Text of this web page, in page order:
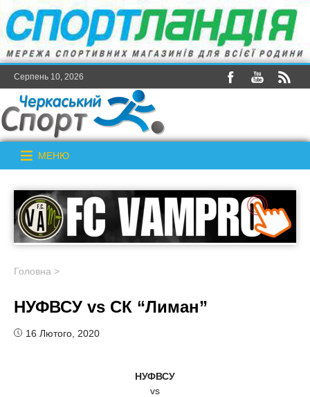
Серпень 10, 2026
МЕНЮ
Головна >
НУФВСУ vs СК “Лиман”
16 Лютого, 2020
НУФВСУ
vs